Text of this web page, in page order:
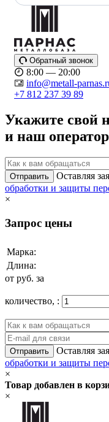
Обратный звонок
8:00 — 20:00
info@metall-
+7 812 237 39 89
Укажите свой
и наш
Отправить Оставляя
обработки и защиты
×
Запрос цены
Марка:
Длина:
от руб. за
количество, :
Отправить Оставляя
обработки и защиты
×
Товар добавлен в
×